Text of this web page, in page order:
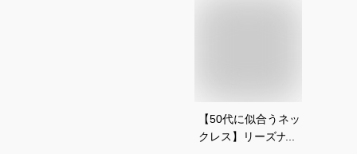
【50代に似合うネッ
クレス】リーズナブ